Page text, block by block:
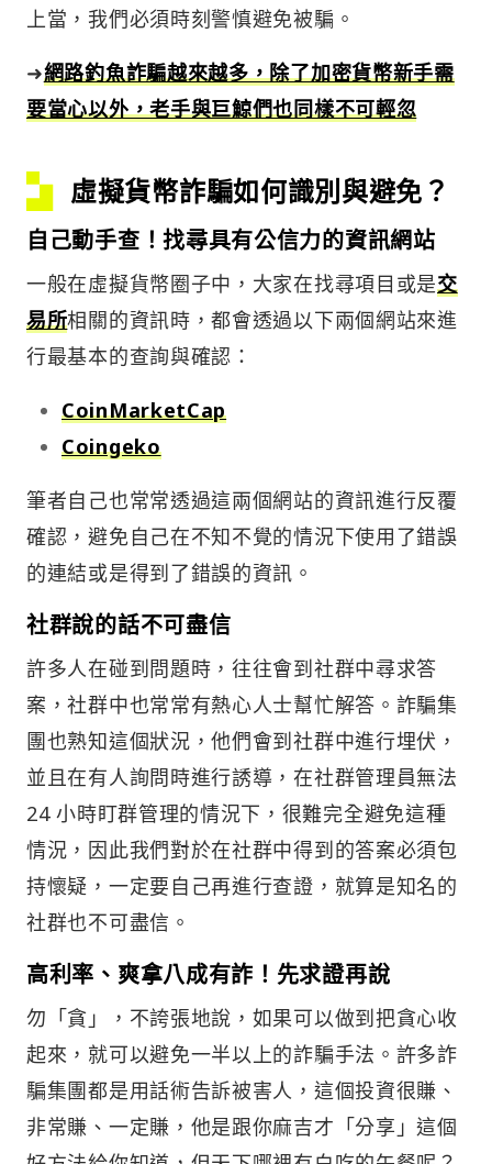
上當，我們必須時刻警慎避免被騙。
➜網路釣魚詐騙越來越多，除了加密貨幣新手需
要當心以外，老手與巨鯨們也同樣不可輕忽
虛擬貨幣詐騙如何識別與避免？
自己動手查！找尋具有公信力的資訊網站
一般在虛擬貨幣圈子中，大家在找尋項目或是交
易所相關的資訊時，都會透過以下兩個網站來進
行最基本的查詢與確認：
CoinMarketCap
Coingeko
筆者自己也常常透過這兩個網站的資訊進行反覆
確認，避免自己在不知不覺的情況下使用了錯誤
的連結或是得到了錯誤的資訊。
社群說的話不可盡信
許多人在碰到問題時，往往會到社群中尋求答
案，社群中也常常有熱心人士幫忙解答。詐騙集
團也熟知這個狀況，他們會到社群中進行埋伏，
並且在有人詢問時進行誘導，在社群管理員無法
24 小時盯群管理的情況下，很難完全避免這種
情況，因此我們對於在社群中得到的答案必須包
持懷疑，一定要自己再進行查證，就算是知名的
社群也不可盡信。
高利率、爽拿八成有詐！先求證再說
勿「貪」，不誇張地說，如果可以做到把貪心收
起來，就可以避免一半以上的詐騙手法。許多詐
騙集團都是用話術告訴被害人，這個投資很賺、
非常賺、一定賺，他是跟你麻吉才「分享」這個